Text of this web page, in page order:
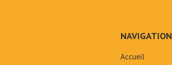
NAVIGATION
Accueil